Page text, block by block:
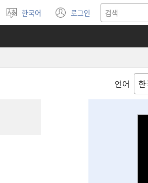
언어
선택
한국어 로그인
(새로운
창
언어